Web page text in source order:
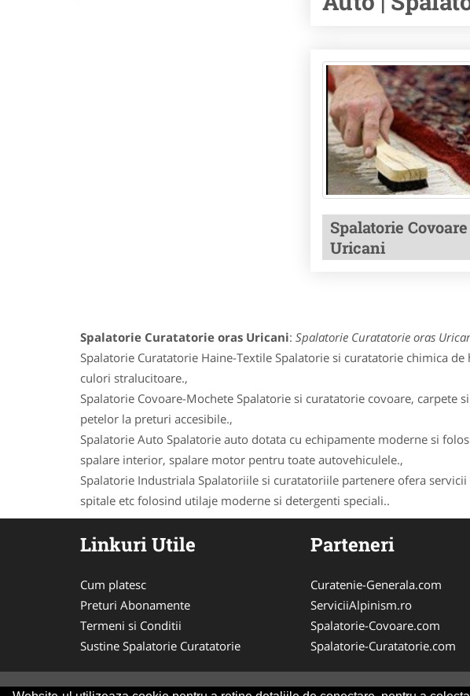
Spalatorie Covoare
Uricani
Spalatorie Curatatorie oras Uricani: Spalatorie Curatatorie oras
Spalatorie Curatatorie Haine-Textile Spalatorie si curatatorie chimica
culori stralucitoare.,
Spalatorie Covoare-Mochete Spalatorie si curatatorie covoare,
petelor la preturi accesibile.,
Spalatorie Auto Spalatorie auto dotata cu echipamente moderne si
spalare interior, spalare motor pentru toate autovehiculele.,
Spalatorie Industriala Spalatoriile si curatatoriile partenere ofera
spitale etc folosind utilaje moderne si detergenti speciali..
Linkuri Utile
Cum platesc
Preturi Abonamente
Termeni si Conditii
Sustine Spalatorie Curatatorie
Parteneri
Curatenie-Generala.com
ServiciiAlpinism.ro
Spalatorie-Covoare.com
Spalatorie-Curatatorie.com